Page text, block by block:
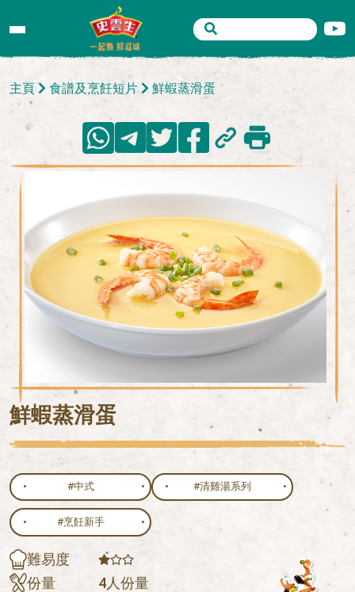
主頁 食譜及烹飪短片 鮮蝦蒸滑蛋
鮮蝦蒸滑蛋
#中式 #清雞湯系列
#烹飪新手
難易度
份量
4人份量